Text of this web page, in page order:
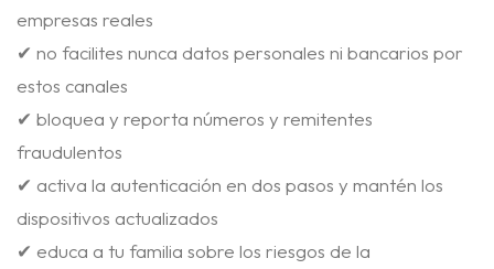
empresas reales
✔ no facilites nunca datos personales ni bancarios por
estos canales
✔ bloquea y reporta números y remitentes
fraudulentos
✔ activa la autenticación en dos pasos y mantén los
dispositivos actualizados
✔ educa a tu familia sobre los riesgos de la